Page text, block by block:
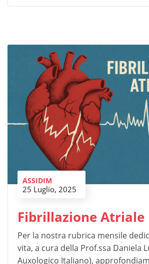
ASSIDIM
25 Luglio, 2025
Fibrillazione Atriale
Per la nostra rubrica mensile
vita, a cura della Prof.ssa Daniela
Auxologico Italiano),